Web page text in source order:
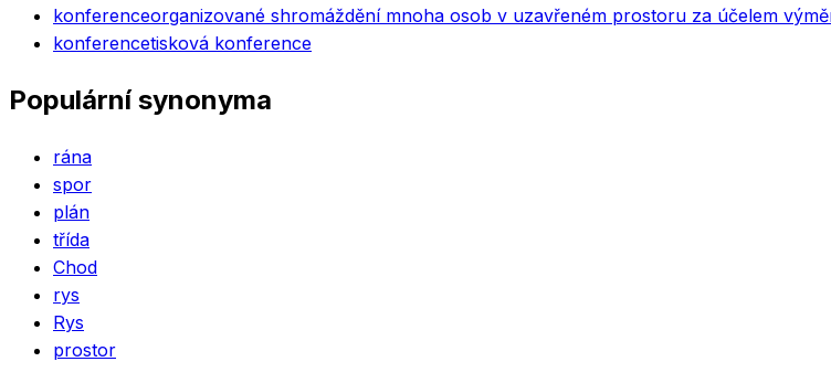
konferenceorganizované shromáždění mnoha osob v uzavřeném prostoru za účelem
konferencetisková konference
Populární synonyma
rána
spor
plán
třída
Chod
rys
Rys
prostor